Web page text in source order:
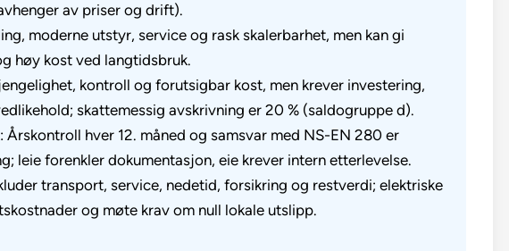
av priser og drift).
moderne utstyr, service og rask skalerbarhet, men kan gi
høy kost ved langtidsbruk.
kontroll og forutsigbar kost, men krever investering,
skattemessig avskrivning er 20 % (saldogruppe d).
Årskontroll hver 12. måned og samsvar med NS-EN 280 er
leie forenkler dokumentasjon, eie krever intern etterlevelse.
transport, service, nedetid, forsikring og restverdi; elektriske
og møte krav om null lokale utslipp.